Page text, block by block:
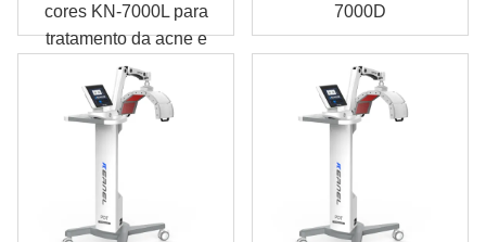
cores KN-7000L para
tratamento da acne e
recuperação da pele.
7000D